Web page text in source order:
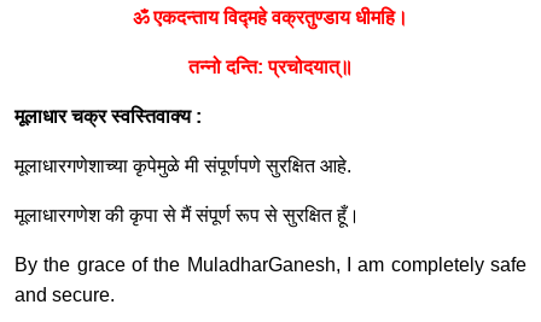
ॐ एकदन्ताय विद्महे वक्रतुण्डाय धीमहि।
तन्नो दन्ति:प्रचोदयात्॥
मूलाधार चक्र स्वस्तिवाक्य:
मूलाधारगणेशाच्या कृपेमुळे मी संपूर्णपणे सुरक्षित आहे.
मूलाधारगणेश की कृपा से मैं संपूर्ण रूप से सुरक्षित हूँ।
By the grace of the MuladharGanesh, I am completely safe
and secure.